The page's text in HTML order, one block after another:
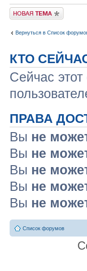
Новая тема
Вернуться в Список
КТО
Сейчас
ПРАВА
Вы не
Вы не
Вы не
Вы не
Вы не
Список форумов